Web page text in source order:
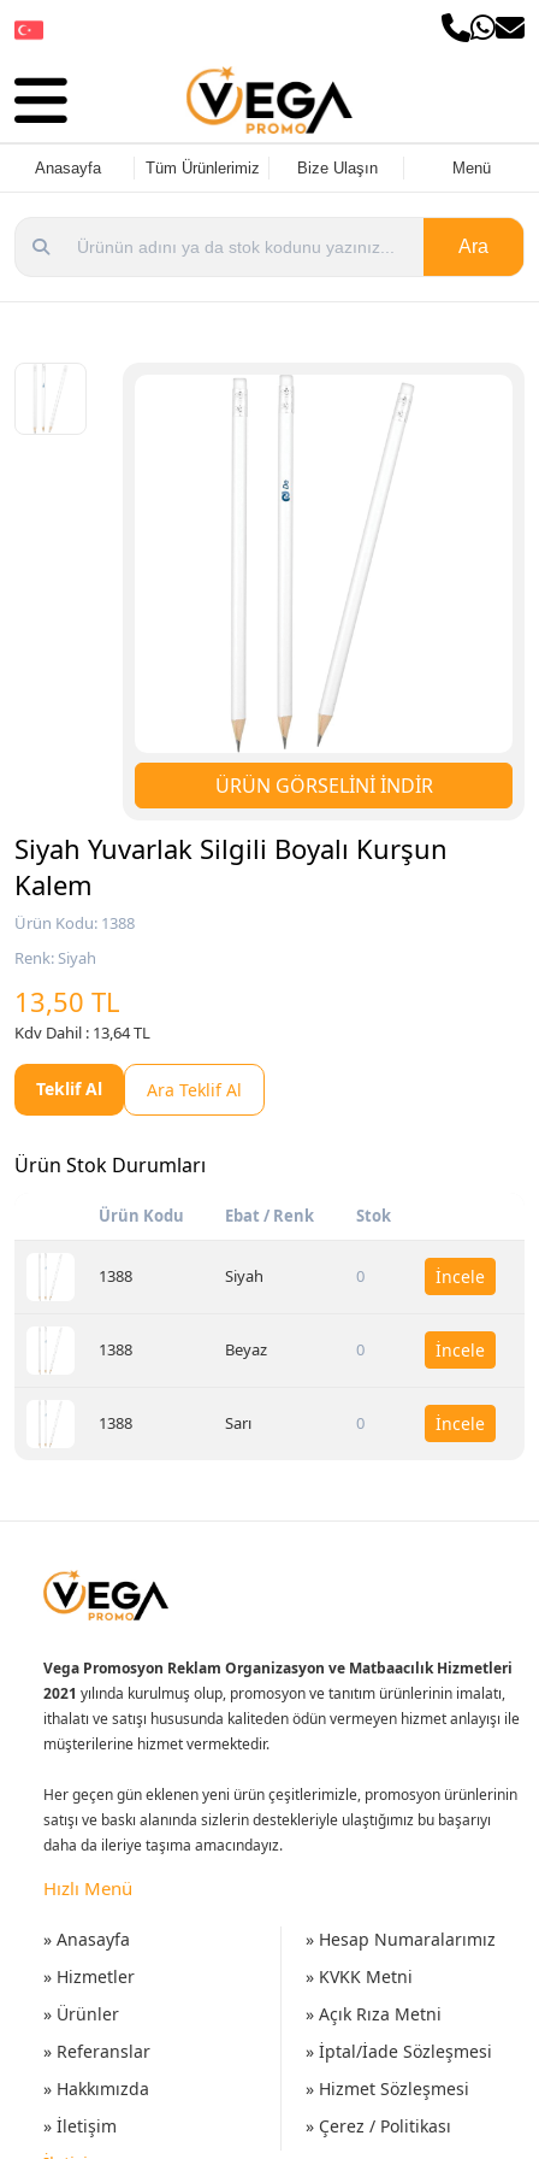
Anasayfa Tüm Ürünlerimiz Bize Ulaşın Menü
Ara
ÜRÜN GÖRSELİNİ İNDİR
Siyah Yuvarlak Silgili Boyalı Kurşun
Kalem
Ürün Kodu: 1388
Renk: Siyah
13,50 TL
Kdv Dahil : 13,64 TL
Teklif Al Ara Teklif Al
Ürün Stok Durumları
Ürün Kodu Ebat / Renk Stok
1388 Siyah 0 İncele
1388 Beyaz 0 İncele
1388 Sarı 0 İncele
Vega Promosyon Reklam Organizasyon ve Matbaacılık Hizmetleri
2021 yılında kurulmuş olup, promosyon ve tanıtım ürünlerinin imalatı,
ithalatı ve satışı hususunda kaliteden ödün vermeyen hizmet anlayışı ile
müşterilerine hizmet vermektedir.
Her geçen gün eklenen yeni ürün çeşitlerimizle, promosyon ürünlerinin
satışı ve baskı alanında sizlerin destekleriyle ulaştığımız bu başarıyı
daha da ileriye taşıma amacındayız.
Hızlı Menü
» Anasayfa
» Hizmetler
» Ürünler
» Referanslar
» Hakkımızda
» İletişim
» Hesap Numaralarımız
» KVKK Metni
» Açık Rıza Metni
» İptal/İade Sözleşmesi
» Hizmet Sözleşmesi
» Çerez / Politikası